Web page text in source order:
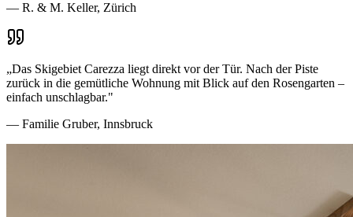
— R. & M. Keller, Zürich
„Das Skigebiet Carezza liegt direkt vor der Tür. Nach der Piste
zurück in die gemütliche Wohnung mit Blick auf den Rosengarten –
einfach unschlagbar."
— Familie Gruber, Innsbruck